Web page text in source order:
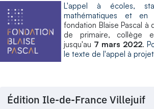
L'appel à écoles,
mathématiques et en
fondation Blaise Pascal à
de primaire, collège
jusqu'au 7 mars 2022.
le texte de l'appel à
Édition Ile-de-France Villejuif